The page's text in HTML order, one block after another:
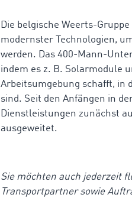
Die belgische Weerts-
modernster Technologien,
werden. Das 400-Mann-
indem es z. B. Solarmodule
Arbeitsumgebung schafft, in
sind. Seit den Anfängen in
Dienstleistungen zunächst
ausgeweitet.
Sie möchten auch jederzeit
Transportpartner sowie